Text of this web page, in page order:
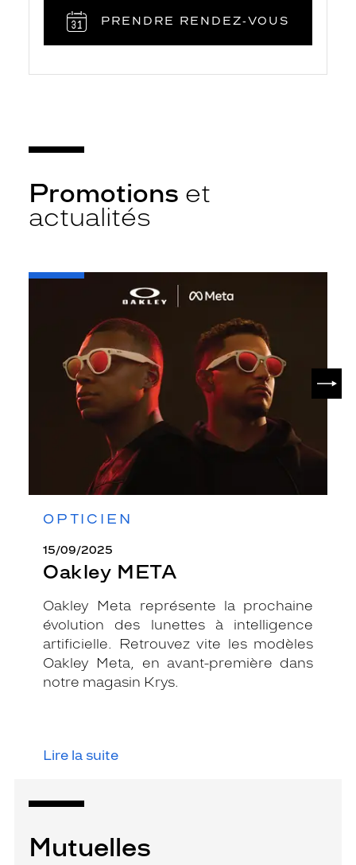
PRENDRE RENDEZ‑VOUS
Promotions et
actualités
OPTICIEN
15/09/2025
Oakley META
Oakley Meta représente la prochaine
évolution des lunettes à intelligence
artificielle. Retrouvez vite les modèles
Oakley Meta, en avant-première dans
notre magasin Krys.
Lire la suite
-
Mutuelles